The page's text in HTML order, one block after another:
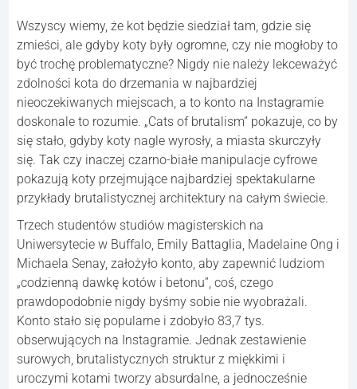
Wszyscy wiemy, że kot będzie siedział tam, gdzie się
zmieści, ale gdyby koty były ogromne, czy nie mogłoby to
być trochę problematyczne? Nigdy nie należy lekceważyć
zdolności kota do drzemania w najbardziej
nieoczekiwanych miejscach, a to konto na Instagramie
doskonale to rozumie. „Cats of brutalism” pokazuje, co by
się stało, gdyby koty nagle wyrosły, a miasta skurczyły
się. Tak czy inaczej czarno-białe manipulacje cyfrowe
pokazują koty przejmujące najbardziej spektakularne
przykłady brutalistycznej architektury na całym świecie.
Trzech studentów studiów magisterskich na
Uniwersytecie w Buffalo, Emily Battaglia, Madelaine Ong i
Michaela Senay, założyło konto, aby zapewnić ludziom
„codzienną dawkę kotów i betonu”, coś, czego
prawdopodobnie nigdy byśmy sobie nie wyobrażali.
Konto stało się popularne i zdobyło 83,7 tys.
obserwujących na Instagramie. Jednak zestawienie
surowych, brutalistycznych struktur z miękkimi i
uroczymi kotami tworzy absurdalne, a jednocześnie